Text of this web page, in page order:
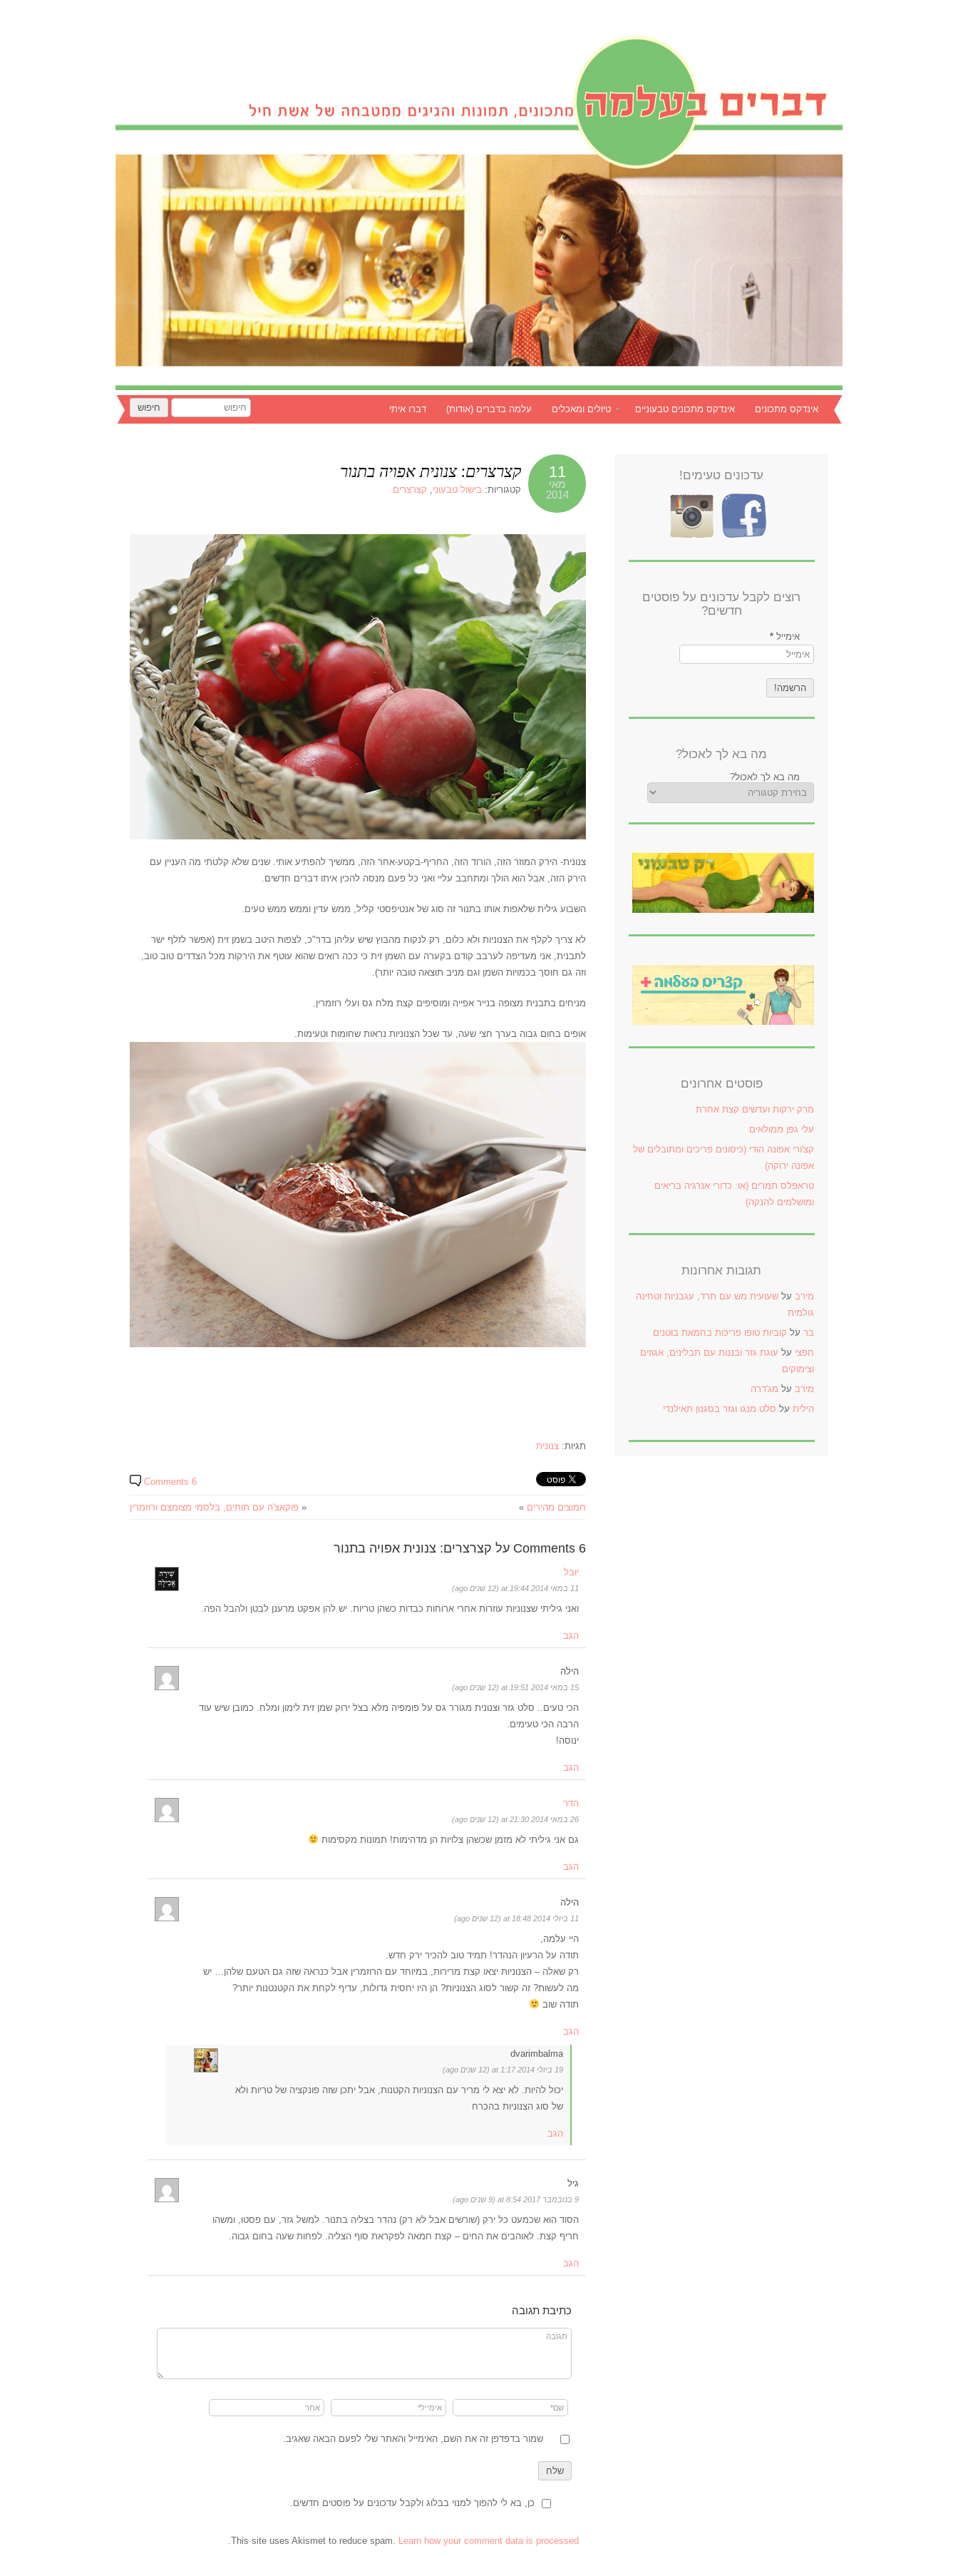
אינדקס מתכונים אינדקס מתכונים טבעוניים טיולים ומאכלים עלמה בדברים (אודות) דברו איתי
11
מאי
2014
קצרצרים: צנונית אפויה בתנור
קטגוריות: בישול טבעוני, קצרצרים
צנונית- הירק המוזר הזה, הורוד הזה, החריף-בקטע-אחר הזה, ממשיך להפתיע אותי. שנים שלא קלטתי מה העניין עם
הירק הזה, אבל הוא הולך ומתחבב עליי ואני כל פעם מנסה להכין איתו דברים חדשים.
השבוע גילית שלאפות אותו בתנור זה סוג של אנטיפסטי קליל, ממש עדין וממש ממש טעים.
לא צריך לקלף את הצנוניות ולא כלום, רק לנקות מהבוץ שיש עליהן בדר"כ, לצפות היטב בשמן זית (אפשר לזלף ישר
לתבנית, אני מעדיפה לערבב קודם בקערה עם השמן זית כי ככה רואים שהוא עוטף את הירקות מכל הצדדים טוב טוב,
וזה גם חוסך בכמויות השמן וגם מניב תוצאה טובה יותר).
מניחים בתבנית מצופה בנייר אפייה ומוסיפים קצת מלח גס ועלי רוזמרין.
אופים בחום גבוה בערך חצי שעה, עד שכל הצנוניות נראות שחומות וטעימות.
תגיות: צנונית
6 Comments
« פוקאצ'ה עם תותים, בלסמי מצומצם ורוזמרין חמוצים מהירים »
6 Comments על קצרצרים: צנונית אפויה בתנור
יובל
11 במאי 2014 at 19:44 (12 שנים ago)
ואני גיליתי שצנוניות עוזרות אחרי ארוחות כבדות כשהן טריות. יש להן אפקט מרענן לבטן ולהבל הפה.
הגב
הילה
15 במאי 2014 at 19:51 (12 שנים ago)
הכי טעים.. סלט גזר וצנונית מגורר גס על פומפיה מלא בצל ירוק שמן זית לימון ומלח. כמובן שיש עוד
הרבה הכי טעימים.
ינוסה!
הגב
הדר
26 במאי 2014 at 21:30 (12 שנים ago)
גם אני גיליתי לא מזמן שכשהן צלויות הן מדהימות! תמונות מקסימות
הגב
הילה
11 ביולי 2014 at 18:48 (12 שנים ago)
היי עלמה,
תודה על הרעיון הנהדר! תמיד טוב להכיר ירק חדש.
רק שאלה – הצנוניות יצאו קצת מרירות, במיוחד עם הרוזמרין אבל כנראה שזה גם הטעם שלהן… יש
מה לעשות? זה קשור לסוג הצנוניות? הן היו יחסית גדולות, עדיף לקחת את הקטנטנות יותר?
תודה שוב
הגב
dvarimbalma
19 ביולי 2014 at 1:17 (12 שנים ago)
יכול להיות. לא יצא לי מריר עם הצנוניות הקטנות, אבל יתכן שזה פונקציה של טריות ולא
של סוג הצנוניות בהכרח
הגב
גיל
9 בנובמבר 2017 at 8:54 (9 שנים ago)
הסוד הוא שכמעט כל ירק (שורשים אבל לא רק) נהדר בצליה בתנור. למשל גזר, עם פסטו, ומשהו
חריף קצת. לאוהבים את החים – קצת חמאה לפקראת סוף הצליה. לפחות שעה בחום גבוה.
הגב
כתיבת תגובה
שמור בדפדפן זה את השם, האימייל והאתר שלי לפעם הבאה שאגיב.
כן, בא לי להפוך למנוי בבלוג ולקבל עדכונים על פוסטים חדשים.
This site uses Akismet to reduce spam. Learn how your comment data is processed
עדכונים טעימים!
רוצים לקבל עדכונים על פוסטים
חדשים?
אימייל *
מה בא לך לאכול?
מה בא לך לאכול?
פוסטים אחרונים
מרק ירקות ועדשים קצת אחרת
עלי גפן ממולאים
קצ'ורי אפונה הודי (כיסונים פריכים ומתובלים של
אפונה ירוקה)
טראפלס תמרים (או: כדורי אנרגיה בריאים
ומושלמים להנקה)
תגובות אחרונות
מירב על שעועית מש עם תרד, עגבניות וטחינה
גולמית
בר על קוביות טופו פריכות בחמאת בוטנים
חפצי על עוגת גזר ובננות עם תבלינים, אגוזים
וצימוקים
מירב על מג'דרה
הילית על סלט מנגו וגזר בסגנון תאילנדי